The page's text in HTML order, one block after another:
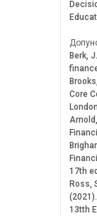
Berk,
Core
17th
Ross,
13tth